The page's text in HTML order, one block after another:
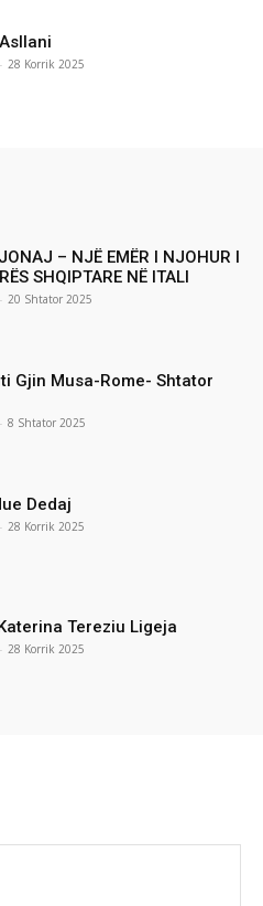
- 28 Korrik 2025
– NJË EMËR I NJOHUR I
SHQIPTARE NË ITALI
- 20 Shtator 2025
Gjin Musa-Rome- Shtator
- 8 Shtator 2025
Dedaj
- 28 Korrik 2025
Tereziu Ligeja
- 28 Korrik 2025